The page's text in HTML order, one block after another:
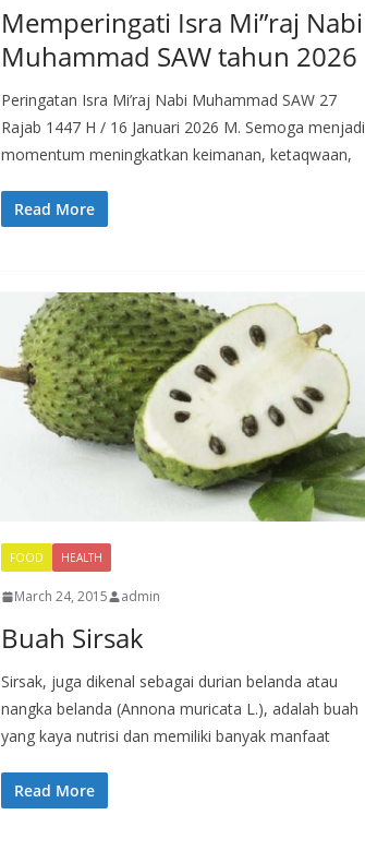
Memperingati Isra Mi”raj Nabi
Muhammad SAW tahun 2026
Peringatan Isra Mi’raj Nabi Muhammad SAW 27
Rajab 1447 H / 16 Januari 2026 M. Semoga menjadi
momentum meningkatkan keimanan, ketaqwaan,
Read More
FOOD HEALTH
March 24, 2015 admin
Buah Sirsak
Sirsak, juga dikenal sebagai durian belanda atau
nangka belanda (Annona muricata L.), adalah buah
yang kaya nutrisi dan memiliki banyak manfaat
Read More